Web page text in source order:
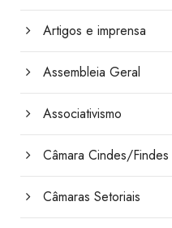
Artigos e imprensa
Assembleia Geral
Associativismo
Câmara Cindes/Findes
Câmaras Setoriais